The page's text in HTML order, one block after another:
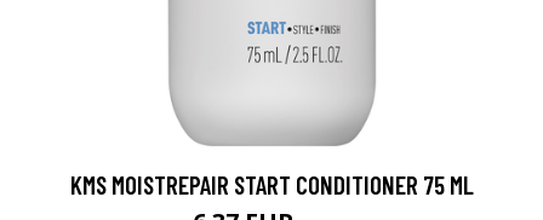
KMS MOISTREPAIR START CONDITIONER 75 ML